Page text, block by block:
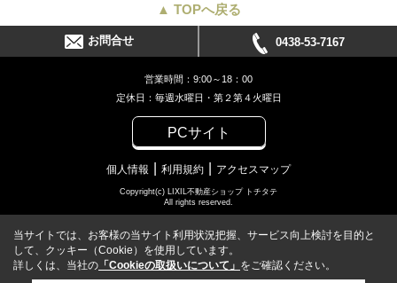
▲ TOPへ戻る
お問合せ 0438-53-7167
営業時間：9:00～18：00
定休日：毎週水曜日・第２第４火曜日
PCサイト
個人情報 利用規約 アクセスマップ
Copyright(c) LIXIL不動産ショップ トチタテ
All rights reserved.
当サイトでは、お客様の当サイト利用状況把握、サービス向上検討を目的と
して、クッキー（Cookie）を使用しています。
詳しくは、当社の 「Cookieの取扱いについて」 をご確認ください。